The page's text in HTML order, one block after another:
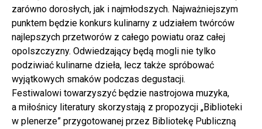
zarówno dorosłych, jak i najmłodszych. Najważniejszym
punktem będzie konkurs kulinarny z udziałem twórców
najlepszych przetworów z całego powiatu oraz całej
opolszczyzny. Odwiedzający będą mogli nie tylko
podziwiać kulinarne dzieła, lecz także spróbować
wyjątkowych smaków podczas degustacji.
Festiwalowi towarzyszyć będzie nastrojowa muzyka,
a miłośnicy literatury skorzystają z propozycji „Biblioteki
w plenerze” przygotowanej przez Bibliotekę Publiczną